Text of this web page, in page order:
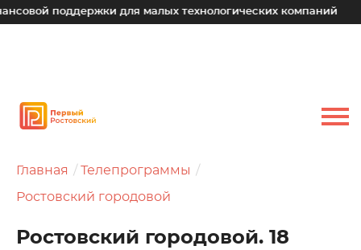
поддержки для малых технологических компаний
Главная Телепрограммы
Ростовский городовой
Ростовский городовой. 18